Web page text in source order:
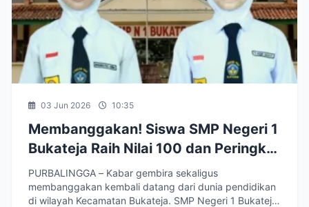
03 Jun 2026 10:35
Membanggakan! Siswa SMP Negeri 1
Bukateja Raih Nilai 100 dan Peringkat
TKA Tertinggi Se-Kabupaten
Purbalingga 2025/2026
PURBALINGGA – Kabar gembira sekaligus
membanggakan kembali datang dari dunia pendidikan
di wilayah Kecamatan Bukateja. SMP Negeri 1 Bukateja